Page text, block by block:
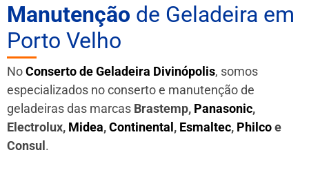
Manutenção de Geladeira em
Porto Velho
NoConserto de Geladeira Divinópolis, somos
especializados no conserto e manutenção de
geladeiras das marcas Brastemp, Panasonic,
Electrolux, Midea,Continental, Esmaltec, Philcoe
Consul.